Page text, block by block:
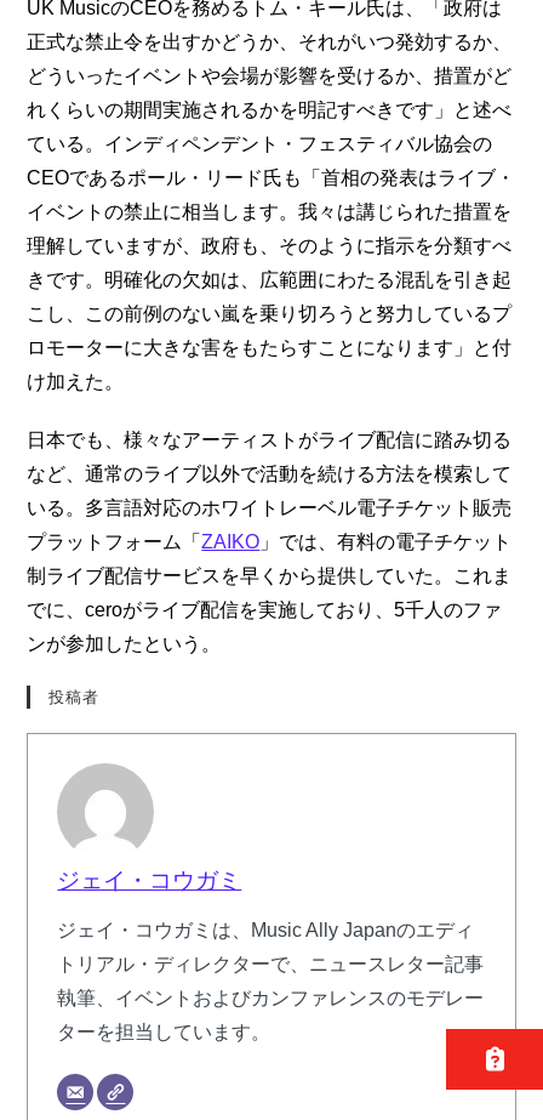
UK MusicのCEOを務めるトム・キール氏は、「政府は
正式な禁止令を出すかどうか、それがいつ発効するか、
どういったイベントや会場が影響を受けるか、措置がど
れくらいの期間実施されるかを明記すべきです」と述べ
ている。インディペンデント・フェスティバル協会の
CEOであるポール・リード氏も「首相の発表はライブ・
イベントの禁止に相当します。我々は講じられた措置を
理解していますが、政府も、そのように指示を分類すべ
きです。明確化の欠如は、広範囲にわたる混乱を引き起
こし、この前例のない嵐を乗り切ろうと努力しているプ
ロモーターに大きな害をもたらすことになります」と付
け加えた。
日本でも、様々なアーティストがライブ配信に踏み切る
など、通常のライブ以外で活動を続ける方法を模索して
いる。多言語対応のホワイトレーベル電子チケット販売
プラットフォーム「ZAIKO 」では、有料の電子チケット
制ライブ配信サービスを早くから提供していた。これま
でに、ceroがライブ配信を実施しており、5千人のファ
ンが参加したという。
投稿者
ジェイ・コウガミ
ジェイ・コウガミは、Music Ally Japanのエディ
トリアル・ディレクターで、ニュースレター記事
執筆、イベントおよびカンファレンスのモデレー
ターを担当しています。